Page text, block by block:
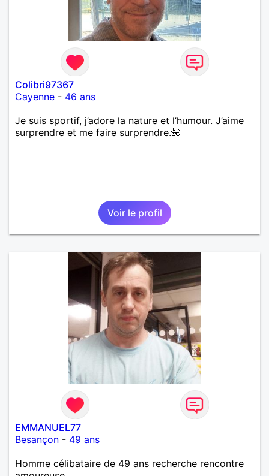
Colibri97367
Cayenne - 46 ans
Je suis sportif, j’adore la nature et l’humour. J’aime
surprendre et me faire surprendre.🌺
Voir le profil
EMMANUEL77
Besançon - 49 ans
Homme célibataire de 49 ans recherche rencontre